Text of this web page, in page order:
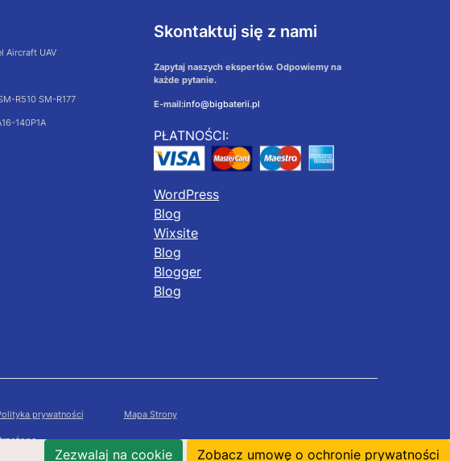
Aircraft UAV
R510 SM-R177
140P1A
Skontaktuj się z nami
Zapytaj naszych ekspertów. Odpowiemy na
każde pytanie.
E-mail:info@bigbaterii.pl
PŁATNOŚCI:
WordPress
Blog
Wixsite
Blog
Blogger
Blog
prywatności Mapa Strony
Zezwalaj na cookie Zobacz umowę o ochronie prywatności